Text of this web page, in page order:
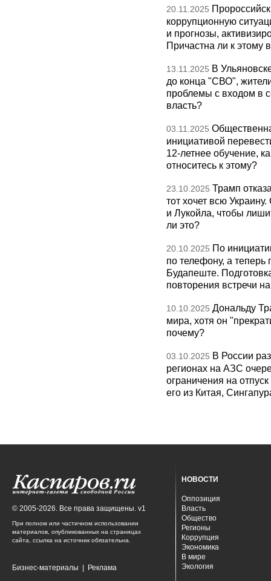
20.11.2025
коррупционную
и прогнозы,
Причастна ли к этому
13.11.2025 В
до конца "СВО",
проблемы с входом в
власть?
03.11.2025
инициативой
12-летнее обучение,
относитесь к этому?
23.10.2025 Трамп
тот хочет всю
и Лукойла, чтобы
ли это?
20.10.2025 По
по телефону, а теперь
Будапеште.
повторения встречи
10.10.2025 Дональду
мира, хотя он
почему?
03.10.2025 В России
регионах на АЗС
ограничения на
его из Китая,
© 2005-2026. Все права защищены. v1
При полном или частичном использовании
материалов, опубликованных на страницах
сайта, ссылка на источник обязательна.
Бизнес-материалы Реклама
НОВОСТИ
Оппозиция
Власть
Общество
Регионы
Коррупция
Экономика
В мире
Экология